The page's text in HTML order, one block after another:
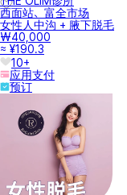
西面站、富全市场
女性人中沟 + 腋下脱毛
₩40,000
≈ ¥190.3
10+
应用支付
预订